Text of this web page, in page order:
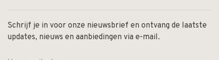
Schrijf je in voor onze nieuwsbrief en ontvang de laatste
updates, nieuws en aanbiedingen via e-mail.